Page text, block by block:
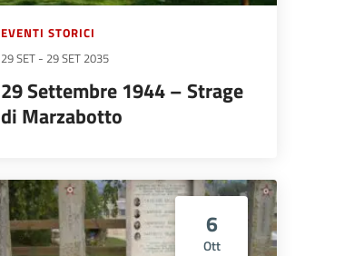
EVENTI STORICI
29 SET - 29 SET 2035
29 Settembre 1944 – Strage
di Marzabotto
6
Ott